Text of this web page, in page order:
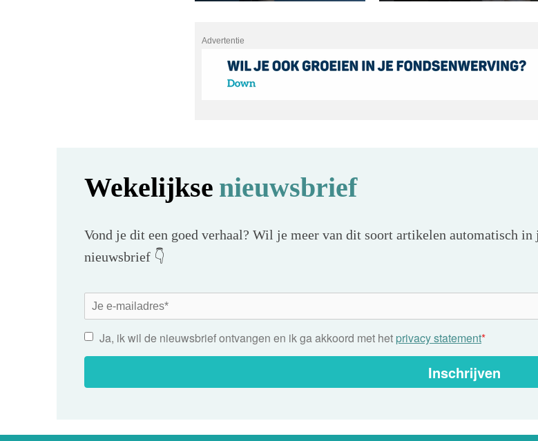
Advertentie
Wekelijkse nieuwsbrief
Vond je dit een goed verhaal? Wil je meer van dit soort artikelen automatisch
nieuwsbrief 👇
Ja, ik wil de nieuwsbrief ontvangen en ik ga akkoord met het privacy statement*
Inschrijven